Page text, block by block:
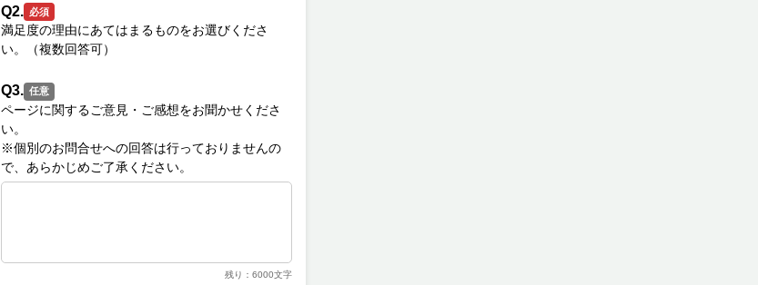
Q2. 必須
満足度の理由にあてはまるものをお選びくださ
Q3. 任意
ページに関するご意見・ご感想をお聞かせくださ
い。
※個別のお問合せへの回答は行っておりませんの
残り：6000文字